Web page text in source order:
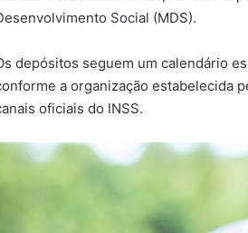
Social (MDS).
depósitos seguem um calendário
a organização estabelecida
oficiais do INSS.